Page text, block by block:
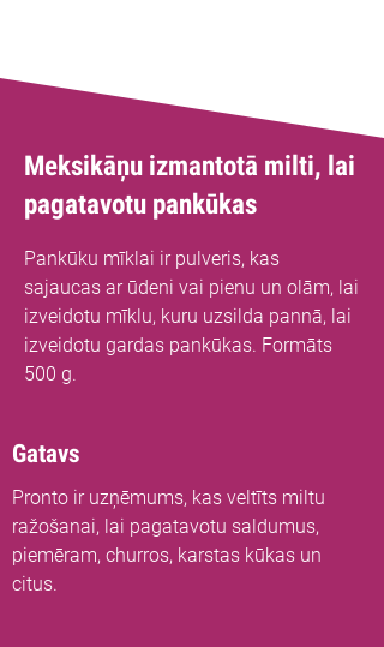
Meksikāņu izmantotā milti, lai
pagatavotu pankūkas
Pankūku mīklai ir pulveris, kas
sajaucas ar ūdeni vai pienu un olām, lai
izveidotu mīklu, kuru uzsilda pannā, lai
izveidotu gardas pankūkas. Formāts
500 g.
Gatavs
Pronto ir uzņēmums, kas veltīts miltu
ražošanai, lai pagatavotu saldumus,
piemēram, churros, karstas kūkas un
citus.